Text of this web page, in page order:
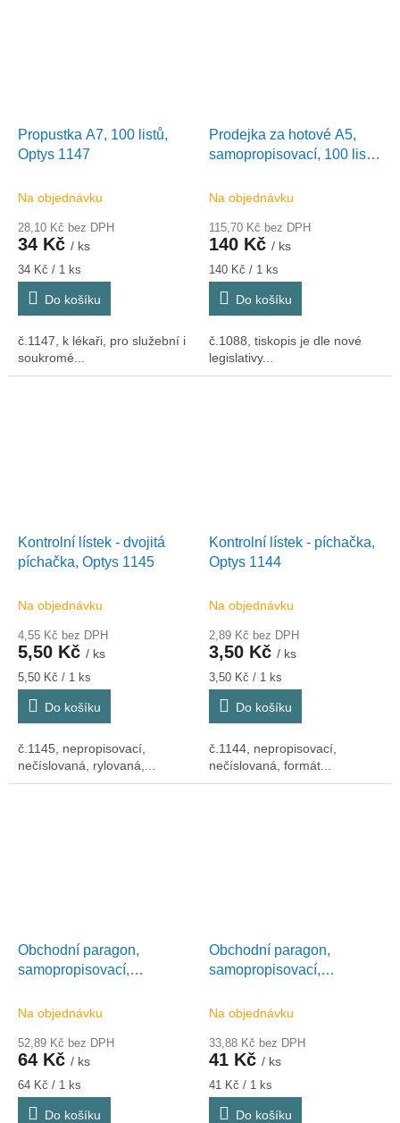
Propustka A7, 100 listů,
Optys 1147
Na objednávku
28,10 Kč bez DPH
34 Kč / ks
Měrná
cena:
34 Kč / 1 ks
Do košíku
č.1147, k lékaři, pro služební i
soukromé...
Prodejka za hotové A5,
samopropisovací, 100 listů,
Na objednávku
115,70 Kč bez DPH
140 Kč / ks
Měrná
cena:
140 Kč / 1 ks
Do košíku
č.1088, tiskopis je dle nové
legislativy...
Kontrolní lístek - dvojitá
píchačka, Optys 1145
Na objednávku
4,55 Kč bez DPH
5,50 Kč / ks
Měrná
cena:
5,50 Kč / 1 ks
Do košíku
č.1145, nepropisovací,
nečíslovaná, rylovaná,...
Kontrolní lístek - píchačka,
Optys 1144
Na objednávku
2,89 Kč bez DPH
3,50 Kč / ks
Měrná
cena:
3,50 Kč / 1 ks
Do košíku
č.1144, nepropisovací,
nečíslovaná, formát...
Obchodní paragon,
samopropisovací,
1089
Na objednávku
52,89 Kč bez DPH
64 Kč / ks
Měrná
cena:
64 Kč / 1 ks
Do košíku
Obchodní paragon,
samopropisovací,
Na objednávku
33,88 Kč bez DPH
41 Kč / ks
Měrná
cena:
41 Kč / 1 ks
Do košíku